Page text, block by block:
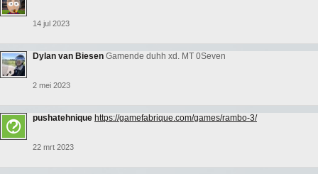
14 jul 2023
Dylan van Biesen Gamende duhh xd. MT 0Seven
2 mei 2023
pushatehnique https://gamefabrique.com/games/rambo-3/
22 mrt 2023